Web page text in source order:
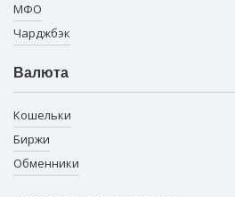
МФО
Чарджбэк
Валюта
Кошельки
Биржи
Обменники